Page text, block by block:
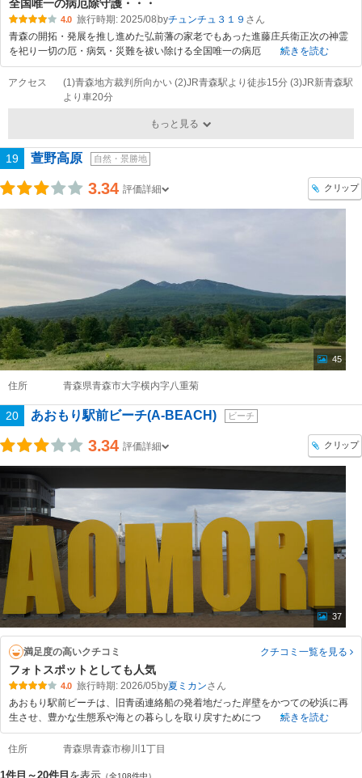
全国唯一の病厄除守護・・・
4.0 旅行時期: 2025/08 byチュンチュ３１９
青森の開拓・発展を推し進めた弘前藩の家老でもあった進藤庄兵衛正次の神霊
を祀り一切の厄・病気・災難を祓い除ける全国唯一の病厄
続きを読む
アクセス
(1)青森地方裁判所向かい (2)JR青森駅より徒歩15分 (3)JR新青森駅
より車20分
もっと見る
19 萱野高原 自然・景勝地
3.34 評価詳細 クリップ
45
住所 青森県青森市大字横内字八重菊
20 あおもり駅前ビーチ(A-BEACH) ビーチ
3.34 評価詳細 クリップ
37
満足度の高いクチコミ クチコミ一覧を見る
フォトスポットとしても人気
4.0 旅行時期: 2026/05 by夏ミカン
あおもり駅前ビーチは、旧青函連絡船の発着地だった岸壁をかつての砂浜に再
生させ、豊かな生態系や海との暮らしを取り戻すためにつ
続きを読む
住所 青森県青森市柳川1丁目
1件目～20件目 を表示 （全108件中）